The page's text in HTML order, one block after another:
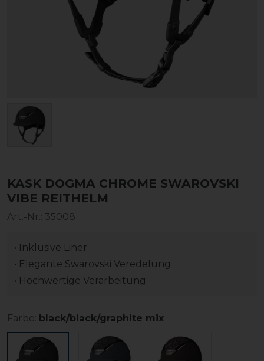
KASK DOGMA CHROME SWAROVSKI
VIBE REITHELM
Art.-Nr.: 35008
• Inklusive Liner
• Elegante Swarovski Veredelung
• Hochwertige Verarbeitung
Farbe: black/black/graphite mix